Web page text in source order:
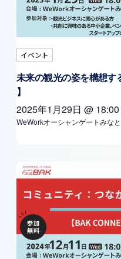
イベント
未来の観光の姿を構想
】
2025年1月29日 @ 18:00
WeWorkオーシャンゲートみな